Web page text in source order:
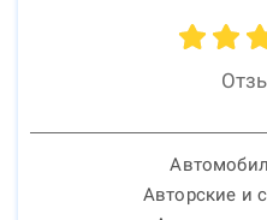
Авторские и